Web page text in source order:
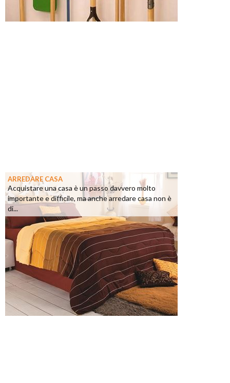
ARREDARE CASA
Acquistare una casa è un passo davvero molto
importante e difficile, ma anche arredare casa non è
di...